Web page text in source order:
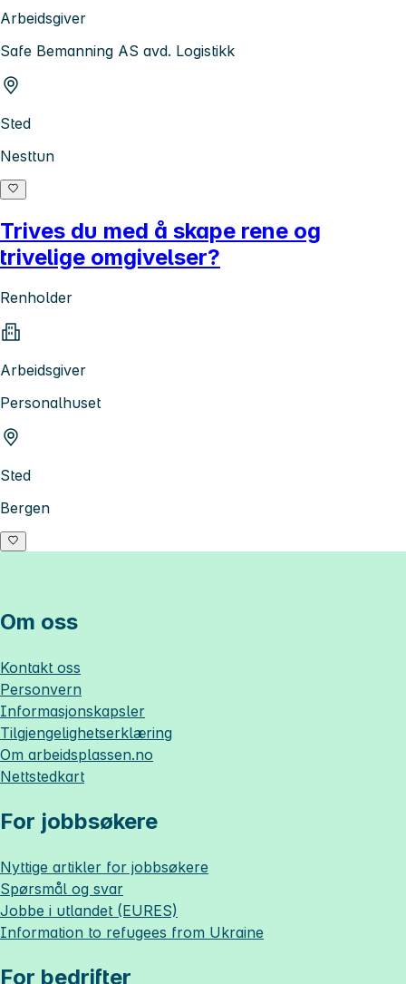
Arbeidsgiver
Safe Bemanning AS avd. Logistikk
Sted
Nesttun
Trives du med å skape rene og
trivelige omgivelser?
Renholder
Arbeidsgiver
Personalhuset
Sted
Bergen
Om oss
Kontakt oss
Personvern
Informasjonskapsler
Tilgjengelighetserklæring
Om arbeidsplassen.no
Nettstedkart
For jobbsøkere
Nyttige artikler for jobbsøkere
Spørsmål og svar
Jobbe i utlandet (EURES)
Information to refugees from Ukraine
For bedrifter